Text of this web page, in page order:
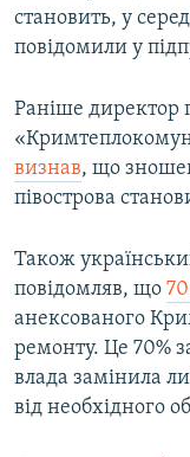
становить, у
повідомили у
Раніше директор
визнав, що
півострова
Також
повідомляв, що
анексованого
ремонту. Це 70%
влада замінила
від необхідного